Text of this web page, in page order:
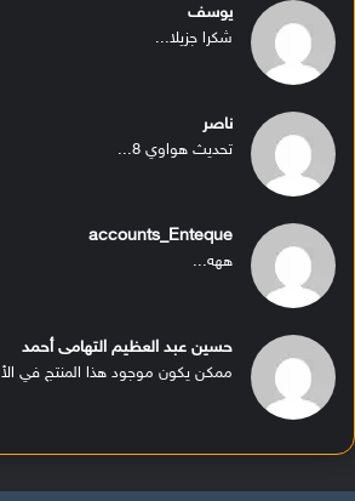
يوسف
شكرا جزيلا...
ناصر
تحديث هواوي 8...
accounts_Enteque
ههه...
حسين عبد العظيم التهامى أحمد
ممكن يكون موجود هذا المنتج في